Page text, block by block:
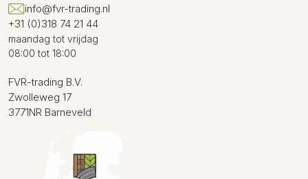
info@fvr-trading.nl
+31 (0)318 74 21 44
maandag tot vrijdag
08:00 tot 18:00
FVR-trading B.V.
Zwolleweg 17
3771NR Barneveld